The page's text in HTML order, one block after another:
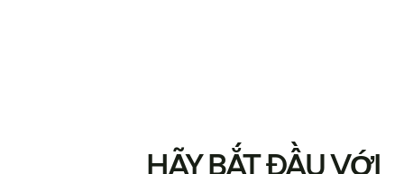
HÃY BẮT ĐẦU VỚI